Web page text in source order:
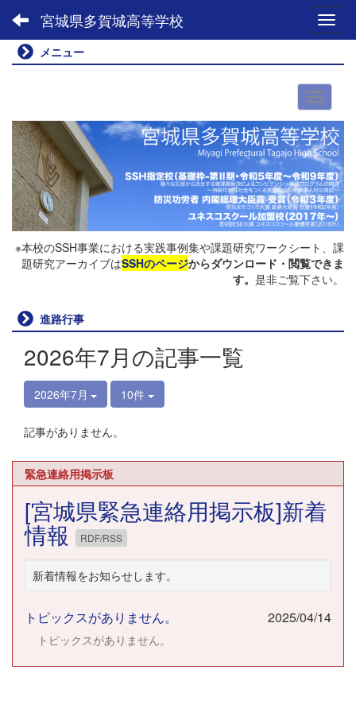
宮城県多賀城高等学校
メニュー
※本校のSSH事業における実践事例集や課題研究ワークシート、課
題研究アーカイブはSSHのページからダウンロード・閲覧できま
す。 是非ご覧下さい。
進路行事
2026年7月の記事一覧
2026年7月 10件
記事がありません。
緊急連絡用掲示板
[宮城県緊急連絡用掲示板]新着
情報 RDF/RSS
新着情報をお知らせします。
トピックスがありません。 2025/04/14
トピックスがありません。